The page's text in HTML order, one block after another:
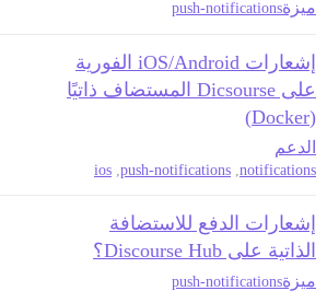
ميزةpush-notifications
إشعارات iOS/Android الفورية
على Dicsourse المستضاف ذاتيًا
(Docker)
الدعم
notifications
,
push-notifications
,
ios
إشعارات الدفع للاستضافة
الذاتية على Discourse Hub؟
ميزةpush-notifications